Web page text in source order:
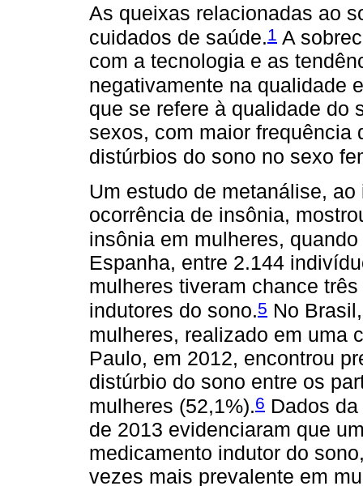
As queixas relacionadas ao
cuidados de saúde.1 A
com a tecnologia e as
negativamente na qualidade
que se refere à qualidade do
sexos, com maior frequência
distúrbios do sono no sexo
Um estudo de metanálise,
ocorrência de insônia,
insônia em mulheres,
Espanha, entre 2.144
mulheres tiveram chance
indutores do sono.5 No
mulheres, realizado em uma
Paulo, em 2012, encontrou
distúrbio do sono entre os
mulheres (52,1%).6 Dados
de 2013 evidenciaram que
medicamento indutor do
vezes mais prevalente em